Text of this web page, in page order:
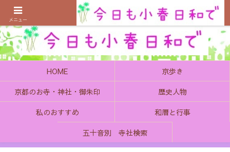
京都の町で歴史を楽しむ、そんなゆったり気分を感じてみませんか
HOME
京歩き
京都のお寺・神社・御朱印
歴史人物
私のおすすめ
和暦と行事
五十音別 寺社検索
メニュー